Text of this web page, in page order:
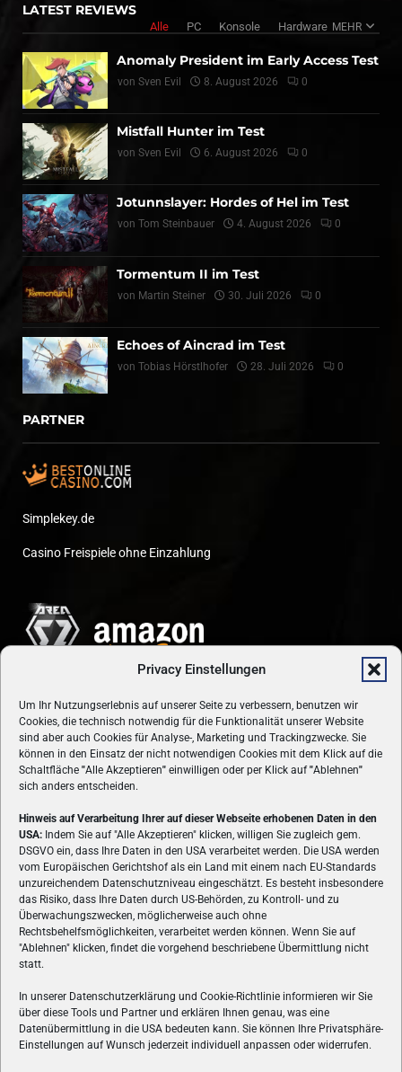
Privacy Einstellungen
Um Ihr Nutzungserlebnis auf unserer Seite zu verbessern, benutzen wir
Cookies, die technisch notwendig für die Funktionalität unserer Website
sind aber auch Cookies für Analyse-, Marketing und Trackingzwecke. Sie
können in den Einsatz der nicht notwendigen Cookies mit dem Klick auf die
Schaltfläche "Alle Akzeptieren" einwilligen oder per Klick auf"Ablehnen"
sich anders entscheiden.
Hinweis auf Verarbeitung Ihrer auf dieser Webseite erhobenen Daten in den
USA: Indem Sie auf "Alle Akzeptieren" klicken, willigen Sie zugleich gem.
DSGVO ein, dass Ihre Daten in den USA verarbeitet werden. Die USA werden
vom Europäischen Gerichtshof als ein Land mit einem nach EU-Standards
unzureichendem Datenschutzniveau eingeschätzt. Es besteht insbesondere
das Risiko, dass Ihre Daten durch US-Behörden, zu Kontroll- und zu
Überwachungszwecken, möglicherweise auch ohne
Rechtsbehelfsmöglichkeiten, verarbeitet werden können. Wenn Sie auf
"Ablehnen" klicken, findet die vorgehend beschriebene Übermittlung nicht
statt.
In unserer Datenschutzerklärung und Cookie-Richtlinie informieren wir Sie
über diese Tools und Partner und erklären Ihnen genau, was eine
Datenübermittlung in die USA bedeuten kann. Sie können Ihre Privatsphäre-
Einstellungen auf Wunsch jederzeit individuell anpassen oder widerrufen.
LATEST REVIEWS
Alle PC Konsole Hardware MEHR
Anomaly President im Early Access Test
von Sven Evil 8. August 2026 0
Mistfall Hunter im Test
von Sven Evil 6. August 2026 0
Jotunnslayer: Hordes of Hel im Test
von Tom Steinbauer 4. August 2026 0
Tormentum II im Test
von Martin Steiner 30. Juli 2026 0
Echoes of Aincrad im Test
von Tobias Hörstlhofer 28. Juli 2026 0
PARTNER
Simplekey.de
Casino Freispiele ohne Einzahlung
ÜBER UNS
VON GAMERN, FÜR GAMER! Gamers.at ist das älteste Online-
Spielemagazin Österreichs und bringt täglich aktuelle News,
Reviews und Videos zu PC- und Konsolenspielen, Gaming-
Hardware und aus der Welt des e-Sport's.
FOLGE UNS